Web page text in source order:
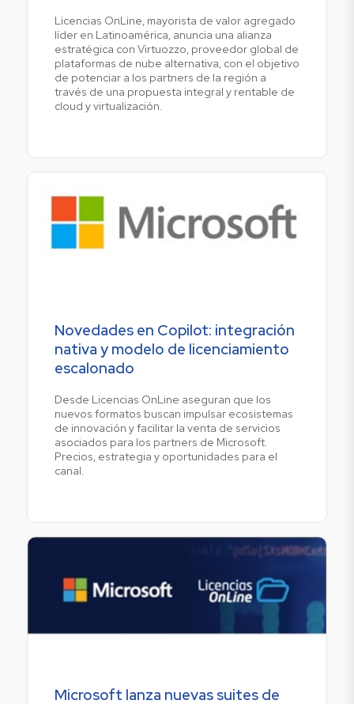
Licencias OnLine, mayorista de valor agregado
líder en Latinoamérica, anuncia una alianza
estratégica con Virtuozzo, proveedor global de
plataformas de nube alternativa, con el objetivo
de potenciar a los partners de la región a
través de una propuesta integral y rentable de
cloud y virtualización.
Novedades en Copilot: integración
nativa y modelo de licenciamiento
escalonado
Desde Licencias OnLine aseguran que los
nuevos formatos buscan impulsar ecosistemas
de innovación y facilitar la venta de servicios
asociados para los partners de Microsoft.
Precios, estrategia y oportunidades para el
canal.
Microsoft lanza nuevas suites de